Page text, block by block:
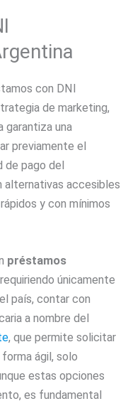
con DNI
de marketing,
garantiza una
previamente el
de pago del
alternativas accesibles
y con mínimos
préstamos
únicamente
país, contar con
a nombre del
, que permite solicitar
ágil, solo
estas opciones
es fundamental